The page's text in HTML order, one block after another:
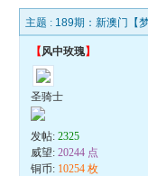
主题 : 189期：新澳门【
【风中玫瑰】
圣骑士
发帖:2325
威望:20244 点
铜币: 10254 枚